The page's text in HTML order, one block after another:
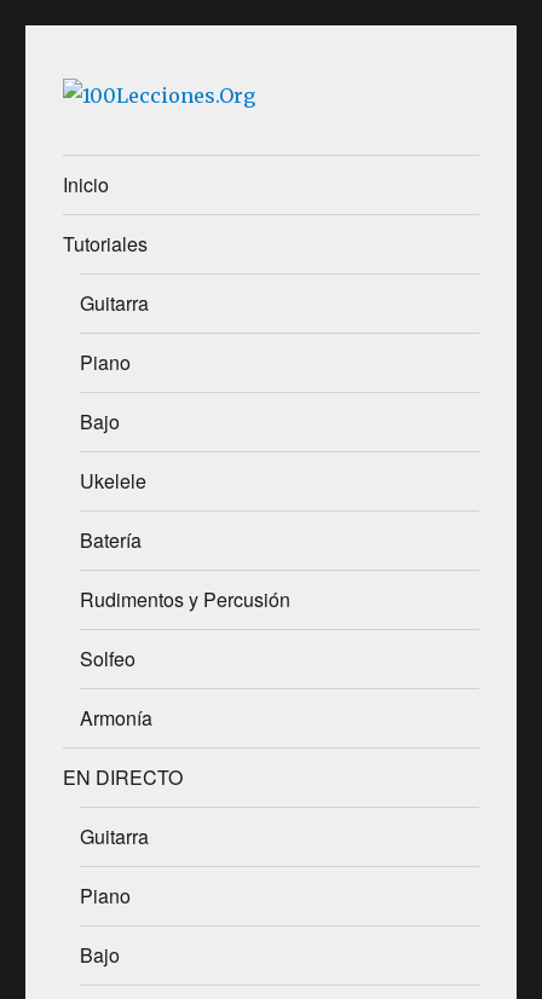
100Lecciones.Org
Inicio
Tutoriales
Guitarra
Piano
Bajo
Ukelele
Batería
Rudimentos y Percusión
Solfeo
Armonía
EN DIRECTO
Guitarra
Piano
Bajo